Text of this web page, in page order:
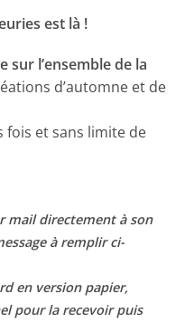
est là !
sur l’ensemble de la
d’automne et de
fois et sans limite de
mail directement à son
à remplir ci-
en version papier,
pour la recevoir puis